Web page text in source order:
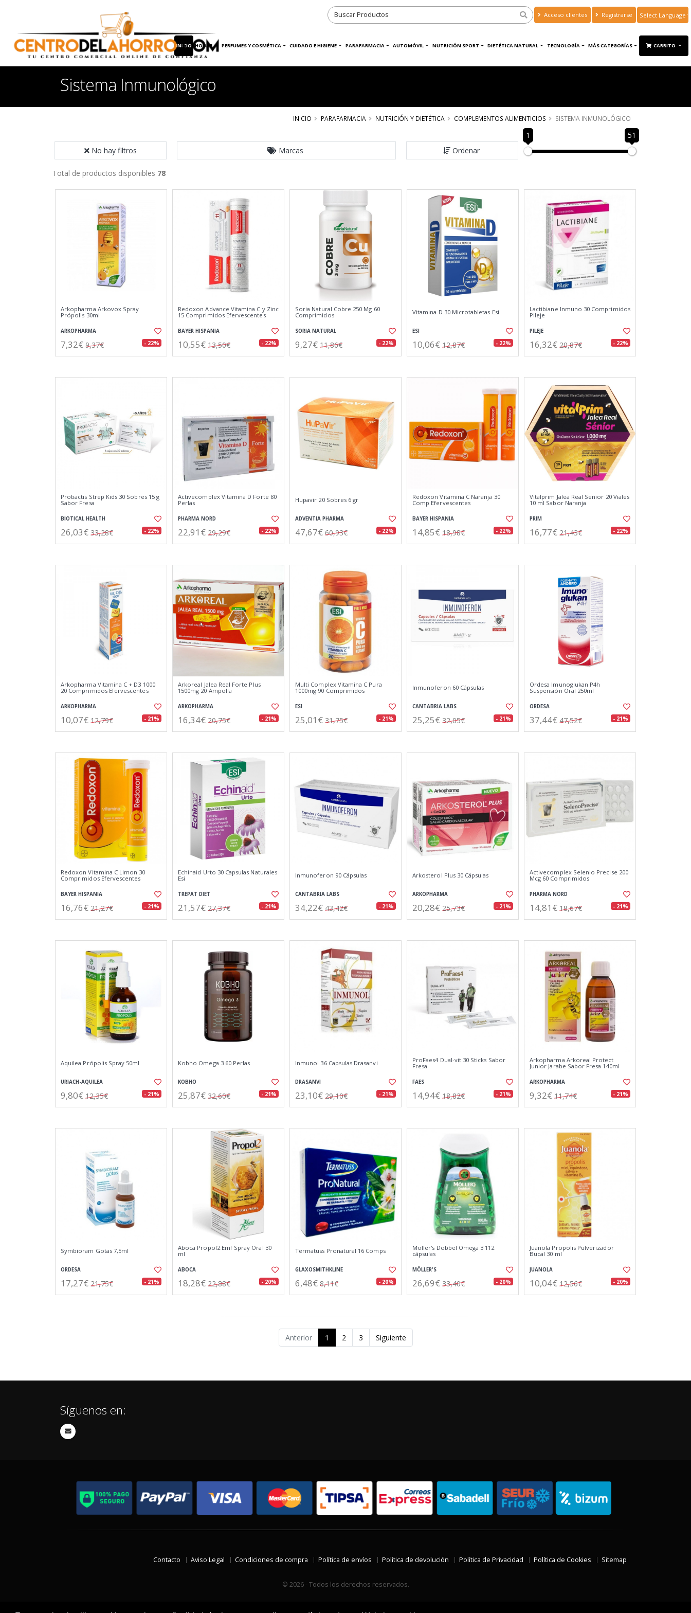
Acceso clientes Registrarse
Translate
INICIO HOGAR PERFUMES Y COSMÉTICA CUIDADO E HIGIENE PARAFARMACIA AUTOMÓVIL NUTRICIÓN SPORT DIETÉTICA NATURAL TECNOLOGÍA MÁS CATEGORÍAS CARRITO
Sistema Inmunológico
INICIO PARAFARMACIA NUTRICIÓN Y DIETÉTICA COMPLEMENTOS ALIMENTICIOS SISTEMA INMUNOLÓGICO
No hay filtros Marcas Ordenar
1 51
Total de productos disponibles 78
Arkopharma Arkovox Spray
Própolis 30ml
ARKOPHARMA
7,32€ 9,37€ - 22%
Redoxon Advance Vitamina C y Zinc
15 Comprimidos Efervescentes
BAYER HISPANIA
10,55€ 13,50€ - 22%
Soria Natural Cobre 250 Mg 60
Comprimidos
SORIA NATURAL
9,27€ 11,86€ - 22%
Vitamina D 30 Microtabletas Esi
ESI
10,06€ 12,87€ - 22%
Lactibiane Inmuno 30 Comprimidos
Pileje
PILEJE
16,32€ 20,87€ - 22%
Probactis Strep Kids 30 Sobres 15 g
Sabor Fresa
BIOTICAL HEALTH
26,03€ 33,28€ - 22%
Activecomplex Vitamina D Forte 80
Perlas
PHARMA NORD
22,91€ 29,29€ - 22%
Hupavir 20 Sobres 6 gr
ADVENTIA PHARMA
47,67€ 60,93€ - 22%
Redoxon Vitamina C Naranja 30
Comp Efervescentes
BAYER HISPANIA
14,85€ 18,98€ - 22%
Vitalprim Jalea Real Senior 20 Viales
10 ml Sabor Naranja
PRIM
16,77€ 21,43€ - 22%
Arkopharma Vitamina C + D3 1000
20 Comprimidos Efervescentes
ARKOPHARMA
10,07€ 12,79€ - 21%
Arkoreal Jalea Real Forte Plus
1500mg 20 Ampolla
ARKOPHARMA
16,34€ 20,75€ - 21%
Multi Complex Vitamina C Pura
1000mg 90 Comprimidos
ESI
25,01€ 31,75€ - 21%
Inmunoferon 60 Cápsulas
CANTABRIA LABS
25,25€ 32,05€ - 21%
Ordesa Imunoglukan P4h
Suspensión Oral 250ml
ORDESA
37,44€ 47,52€ - 21%
Redoxon Vitamina C Limon 30
Comprimidos Efervescentes
BAYER HISPANIA
16,76€ 21,27€ - 21%
Echinaid Urto 30 Capsulas Naturales
Esi
TREPAT DIET
21,57€ 27,37€ - 21%
Inmunoferon 90 Cápsulas
CANTABRIA LABS
34,22€ 43,42€ - 21%
Arkosterol Plus 30 Cápsulas
ARKOPHARMA
20,28€ 25,73€ - 21%
Activecomplex Selenio Precise 200
Mcg 60 Comprimidos
PHARMA NORD
14,81€ 18,67€ - 21%
Aquilea Própolis Spray 50ml
URIACH-AQUILEA
9,80€ 12,35€ - 21%
Kobho Omega 3 60 Perlas
KOBHO
25,87€ 32,60€ - 21%
Inmunol 36 Capsulas Drasanvi
DRASANVI
23,10€ 29,10€ - 21%
ProFaes4 Dual-vit 30 Sticks Sabor
Fresa
FAES
14,94€ 18,82€ - 21%
Arkopharma Arkoreal Protect
Junior Jarabe Sabor Fresa 140ml
ARKOPHARMA
9,32€ 11,74€ - 21%
Symbioram Gotas 7,5ml
ORDESA
17,27€ 21,75€ - 21%
Aboca Propol2 Emf Spray Oral 30
ml
ABOCA
18,28€ 22,88€ - 20%
Termatuss Pronatural 16 Comps
GLAXOSMITHKLINE
6,48€ 8,11€ - 20%
Möller's Dobbel Omega 3 112
cápsulas
MÖLLER'S
26,69€ 33,40€ - 20%
Juanola Propolis Pulverizador
Bucal 30 ml
JUANOLA
10,04€ 12,56€ - 20%
Anterior 1 2 3 Siguiente
Síguenos en:
Contacto Aviso Legal Condiciones de compra Política de envíos Política de devolución Política de Privacidad Política de Cookies Sitemap
© 2026 - Todos los derechos reservados.